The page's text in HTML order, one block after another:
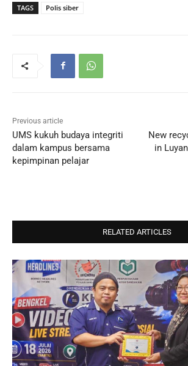
TAGS Polis siber
Previous article
UMS kukuh budaya integriti
dalam kampus bersama
kepimpinan pelajar
New
in
RELATED ARTICLES